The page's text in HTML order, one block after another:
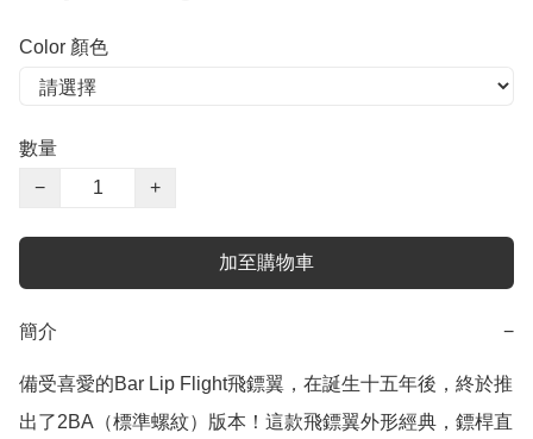
Color 顏色
數量
−
+
加至購物車
簡介 −
備受喜愛的Bar Lip Flight飛鏢翼，在誕生十五年後，終於推
出了2BA（標準螺紋）版本！這款飛鏢翼外形經典，鏢桿直